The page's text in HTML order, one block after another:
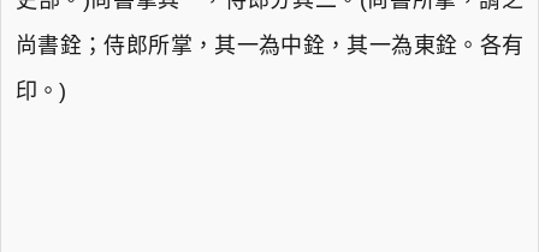
尚書銓；侍郎所掌，其一為中銓，其一為東銓。各有
印。)